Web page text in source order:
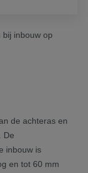
inbouw op
de achteras en
De
inbouw is
en tot 60 mm